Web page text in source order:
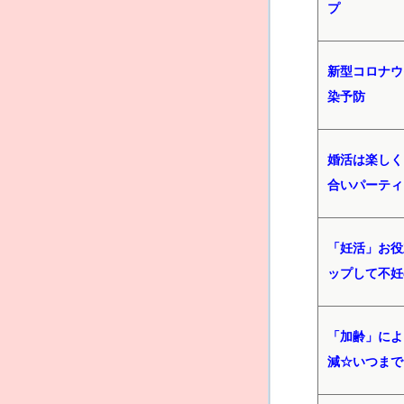
プ
新型コロナ
染予防
婚活は楽し
合いパーテ
「妊活」お
ップして不
「加齢」に
減☆いつまで